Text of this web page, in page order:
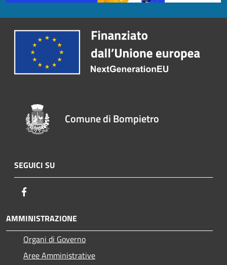
Comune di Bompietro
SEGUICI SU
AMMINISTRAZIONE
Organi di Governo
Aree Amministrative